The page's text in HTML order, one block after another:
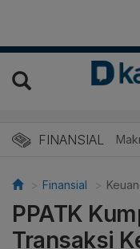
FINANSIAL
Finansial
PPATK
Transaksi